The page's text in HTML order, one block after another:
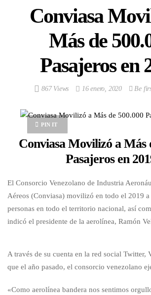
Conviasa
Más de
Pasajeros en
867 Views 16 enero, 2020 Be
PIN IT
Conviasa Movilizó a Más
Pasajeros en
El Consorcio Venezolano de Industria
Aéreos (Conviasa) movilizó en todo el 2019 a
personas en todo el territorio nacional, así
indicó el presidente de la aerolínea, Ramón
A través de su cuenta en la red social Twitter,
que el año pasado, el consorcio venezolano
«Como aerolínea bandera nos sentimos